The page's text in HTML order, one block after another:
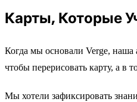
Карты, Которые
Когда мы основали Verge, наша
чтобы перерисовать карту, а в
Мы хотели зафиксировать